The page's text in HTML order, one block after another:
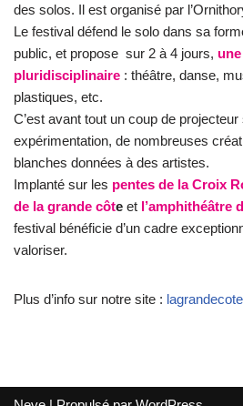
des solos. Il est organisé par
Le festival défend le solo dans sa
public, et propose sur 2 à 4 jours,
pluridisciplinaire : théâtre, danse,
plastiques, etc.
C’est avant tout un coup de
expérimentation, de nombreuses
blanches données à des artistes.
Implanté sur les pentes de la Croix
de la grande côte et l’amphithéâtre
festival bénéficie d’un cadre
valoriser.
Plus d’info sur notre site :